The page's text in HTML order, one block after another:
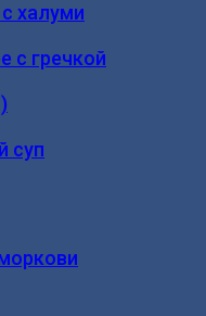
халуми
с гречкой
суп